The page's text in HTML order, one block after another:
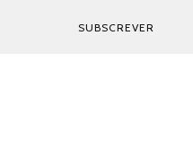
SUBSCREVER